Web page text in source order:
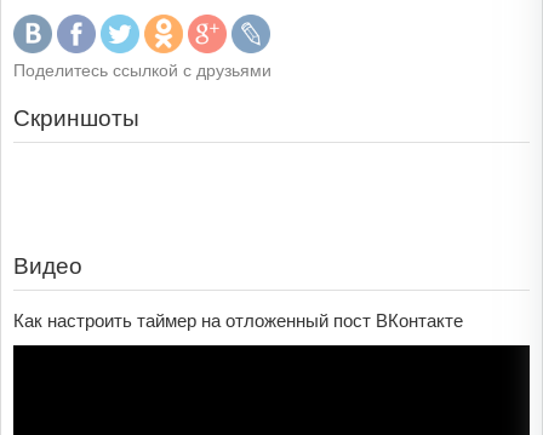
Поделитесь ссылкой с друзьями
Скриншоты
Видео
Как настроить таймер на отложенный пост ВКонтакте